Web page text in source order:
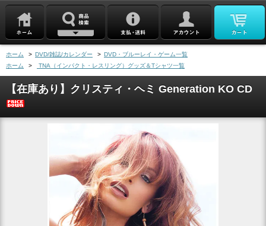
ホーム > DVD/雑誌/カレンダー > DVD・ブルーレイ・ゲーム一覧
ホーム
> TNA（インパクト・レスリング）グッズ＆Tシャツ一覧
【在庫あり】クリスティ・ヘミ Generation KO CD